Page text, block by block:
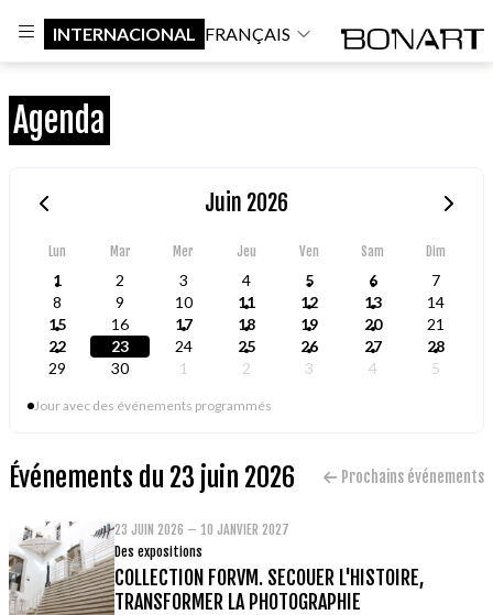
INTERNACIONAL FRANÇAIS
Agenda
Juin 2026
Lun Mar Mer Jeu Ven Sam Dim
1 2 3 4 5 6
7
8
9 10 11 12 13
14
15
16 17 18 19 20
21
22
23 24 25 26 27
28
29
30 1 2 3 4 5
Jour avec des événements programmés
Événements du 23 juin 2026 Prochains événements
23 JUIN 2026 – 10 JANVIER 2027
Des expositions
COLLECTION FORVM. SECOUER L'HISTOIRE,
TRANSFORMER LA PHOTOGRAPHIE